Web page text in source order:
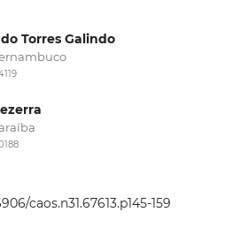
Torres Galindo
caos.n31.67613.p145-159